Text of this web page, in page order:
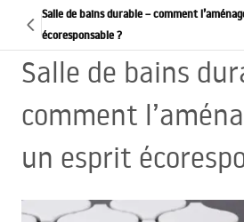
Salle de bains durable – comment
écoresponsable ?
Salle de bains
comment
un esprit